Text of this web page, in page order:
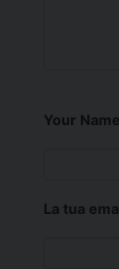
Your Name
La tua